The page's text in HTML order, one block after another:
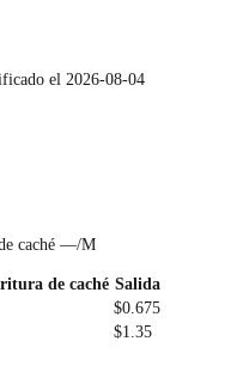
el 2026-08-04
caché —/M
de caché Salida
$0.675
$1.35